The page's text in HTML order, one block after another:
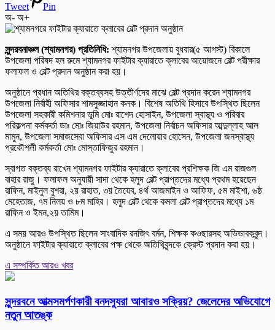
Tweet
Pin
অ- অ+
সুন্দরবনাঞ্চল (শ্যামনগর) প্রতিনিধি: শ্যামনগর উপজেলায় বুধবার(৫ আগস্ট) বিকালে
উপজেলা পরিষদ হল রুমে শ্যামনগর ফাইটার ক্যারাতে ক্লাবের আয়োজনে বেল্ট পরীক্ষার
ফলাফল ও বেল্ট প্রদান অনুষ্ঠান করা হয়।
অনুষ্ঠানে প্রধান অতিথির বক্তব্যসহ উত্তীর্ণদের মাঝে বেল্ট প্রদান করেন শ্যামনগর
উপজেলা নির্বাহী অফিসার শামসুজ্জাহান কনক। বিশেষ অতিথি হিসাবে উপস্থিত ছিলেন
উপজেলা সহকারী কমিশনার ভূমি মোঃ রাশেদ হোসাইন, উপজেলা স্বাস্থ্য ও পরিবার
পরিকল্পনা কর্মকর্তা ডাঃ মোঃ জিয়াউর রহমান, উপজেলা নির্বাচন অফিসার আব্দুল্লাহ আল
মামুন, উপজেলা সমাজসেবা অফিসার এস এম দেলোয়ার হোসেন, উপজেলা জনস্বাস্থ্য
প্রকৌশলী কর্মকর্তা মোঃ মোস্তাফিজুর রহমান।
স্বাগত বক্তব্য রাখেন শ্যামনগর ফাইটার ক্যারাতে ক্লাবের প্রশিক্ষক জি এম রাজগুল
বাহার রাজু। ফলাফল অনুযায়ী সাদা থেকে হলুদ বেল্ট প্রাপ্তদের মধ্যে প্রথম হয়েছেন
রাফিন, মাইনুল বুশরা, ২য় রাহাত, ৩য় তৈয়েব, ৪র্থ আজমাইন ও আফিফ, ৫ম মাইশা, ৬ষ্ঠ
মেহেতাজ, ৭ম নিলয় ও ৮ম মাহির। হলুদ বেল্ট থেকে কমলা বেল্ট প্রাপ্তদের মধ্যে ১ম
রাফিন ও ইমন,২য় তামিম।
এ সময় আরও উপস্থিত ছিলেন সাংবাদিক রনজিৎ বর্মন, শিক্ষক কওছারসহ অভিভাবকবৃন্দ।
অনুষ্ঠানে ফাইটার ক্যারাতে ক্লাবের পক্ষ থেকে অতিথিবৃন্দকে ক্রেস্ট প্রদান করা হয়।
এ সম্পর্কিত আরও খবর
সুন্দরবনে আত্মসমর্পণকারী বনদস্যুরা আবারও সক্রিয়? জেলেদের অভিযোগে
নতুন আতঙ্ক